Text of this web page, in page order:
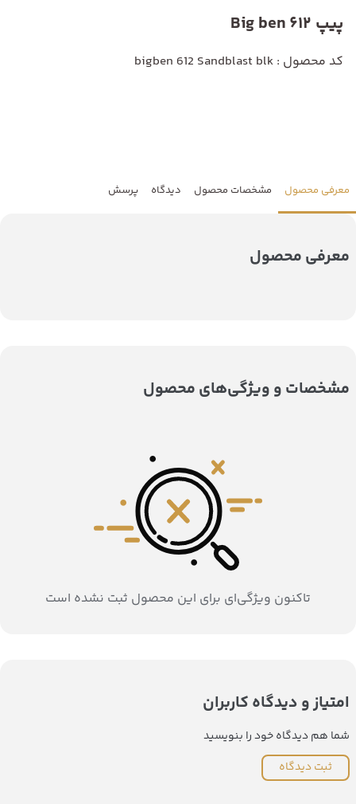
پیپ Big ben 612
کد محصول : bigben 612 Sandblast blk
معرفی محصول مشخصات محصول دیدگاه پرسش
معرفی محصول
مشخصات و ویژگی‌های محصول
تاکنون ویژگی‌ای برای این محصول ثبت نشده است
امتیاز و دیدگاه کاربران
شما هم دیدگاه خود را بنویسید
ثبت دیدگاه